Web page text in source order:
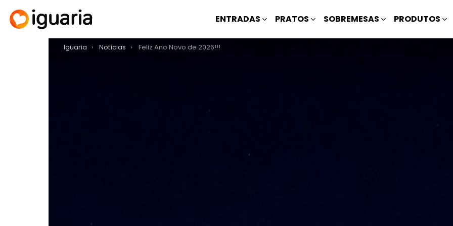
ENTRADAS PRATOS SOBREMESAS PRODUTOS
You are here:
Iguaria Notícias Feliz Ano Novo de 2026!!!